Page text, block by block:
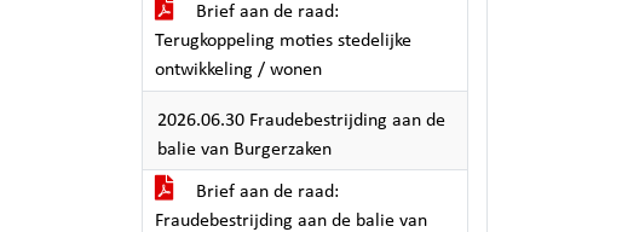
Brief aan de raad:
Terugkoppeling moties stedelijke
ontwikkeling / wonen
2026.06.30 Fraudebestrijding aan de
balie van Burgerzaken
Brief aan de raad:
Fraudebestrijding aan de balie van